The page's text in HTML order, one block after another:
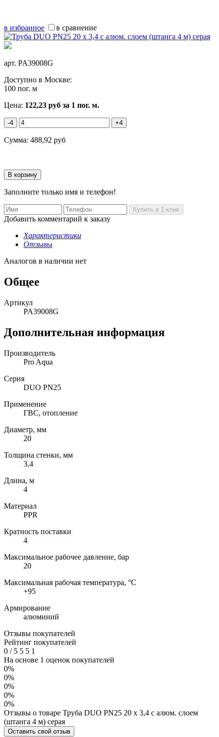
в избранное в сравнение
арт. PA39008G
Доступно в Москве:
100 пог. м
Цена: 122,23 руб за 1 пог. м.
-4 +4
Сумма: 488,92 руб
Заполните только имя и телефон!
Добавить комментарий к заказу
Характеристики
Отзывы
Аналогов в наличии нет
Общее
Артикул
PA39008G
Дополнительная информация
Производитель
Pro Aqua
Серия
DUO PN25
Применение
ГВС, отопление
Диаметр, мм
20
Толщина стенки, мм
3,4
Длина, м
4
Материал
PPR
Кратность поставки
4
Максимальное рабочее давление, бар
20
Максимальная рабочая температура, °C
+95
Армирование
алюминий
Отзывы покупателей
Рейтинг покупателей
0 /5 5 5 1
На основе 1 оценок покупателей
0%
0%
0%
0%
0%
Отзывы о товаре Труба DUO PN25 20 х 3,4 с алюм. слоем
(штанга 4 м) серая
Оставить свой отзыв